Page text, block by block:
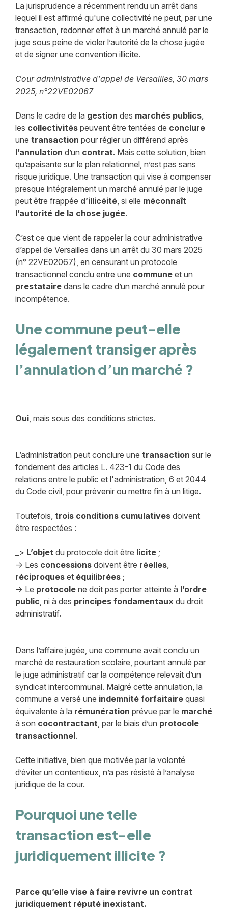
La jurisprudence a récemment rendu un arrêt dans
lequel il est affirmé qu'une collectivité ne peut, par une
transaction, redonner effet à un marché annulé par le
juge sous peine de violer l’autorité de la chose jugée
et de signer une convention illicite.
Cour administrative d'appel de Versailles, 30 mars
2025, n°22VE02067
Dans le cadre de la gestion des marchés publics,
les collectivitéspeuvent être tentées de conclure
une transaction pour régler un différend après
l’annulation d’un contrat. Mais cette solution, bien
qu’apaisante sur le plan relationnel, n’est pas sans
risque juridique. Une transaction qui vise à compenser
presque intégralement un marché annulé par le juge
peut être frappée d’illicéité, si elle méconnaît
l’autorité de la chose jugée.
C’est ce que vient de rappeler la cour administrative
d’appel de Versailles dans un arrêt du 30 mars 2025
(n° 22VE02067), en censurant un protocole
transactionnel conclu entre une communeet un
prestatairedans le cadre d’un marché annulé pour
incompétence.
Une commune peut-elle
légalement transiger après
l’annulation d’un marché ?
Oui, mais sous des conditions strictes.
L’administration peut conclure une transaction sur le
fondement des articles L. 423-1 du Code des
relations entre le public et l'administration, 6 et 2044
du Code civil, pour prévenir ou mettre fin à un litige.
Toutefois, trois conditions cumulativesdoivent
être respectées :
_> L’objet du protocole doit être licite;
-> Les concessionsdoivent être réelles,
réciproqueset équilibrées;
-> Le protocolene doit pas porter atteinte à l’ordre
public , ni à des principes fondamentaux du droit
administratif.
Dans l’affaire jugée, une commune avait conclu un
marché de restauration scolaire, pourtant annulé par
le juge administratif car la compétence relevait d’un
syndicat intercommunal. Malgré cette annulation, la
commune a versé une indemnité forfaitairequasi
équivalente à la rémunération prévue par le marché
à son cocontractant , par le biais d’un protocole
transactionnel.
Cette initiative, bien que motivée par la volonté
d’éviter un contentieux, n’a pas résisté à l’analyse
juridique de la cour.
Pourquoi une telle
transaction est-elle
juridiquement illicite ?
Parce qu’elle vise à faire revivre un contrat
juridiquement réputé inexistant.